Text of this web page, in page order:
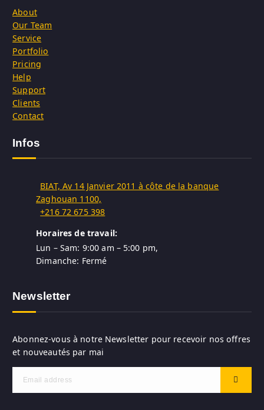
About
Our Team
Service
Portfolio
Pricing
Help
Support
Clients
Contact
Infos
BIAT, Av 14 Janvier 2011 à côte de la banque
Zaghouan 1100,
+216 72 675 398
Horaires de travail:
Lun – Sam: 9:00 am – 5:00 pm,
Dimanche: Fermé
Newsletter
Abonnez-vous à notre Newsletter pour recevoir nos offres
et nouveautés par mai